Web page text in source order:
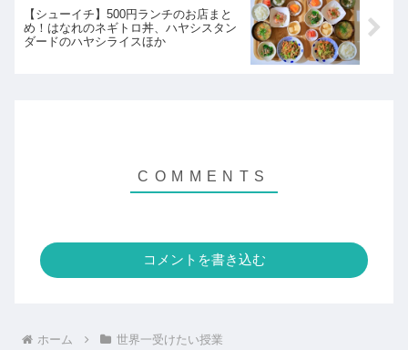
【シューイチ】500円ランチのお店まと
め！はなれのネギトロ丼、ハヤシスタン
ダードのハヤシライスほか
コメントを書き込む
ホーム 世界一受けたい授業